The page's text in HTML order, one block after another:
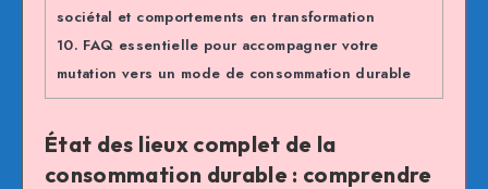
sociétal et comportements en transformation
10. FAQ essentielle pour accompagner votre
mutation vers un mode de consommation durable
État des lieux complet de la
consommation durable : comprendre